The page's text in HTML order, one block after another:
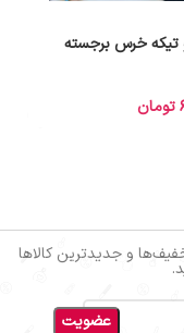
خرس برجسته
تومان
و جدیدترین کالاها